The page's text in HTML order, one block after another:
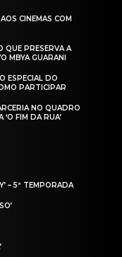
CINEMAS COM
QUE PRESERVA A
MBYA GUARANI
ESPECIAL DO
PARTICIPAR
NO QUADRO
FIM DA RUA’
– 5ª TEMPORADA